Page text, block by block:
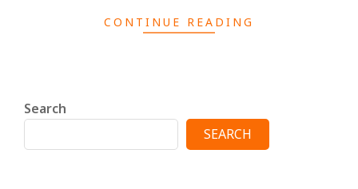
CONTINUE READING
Search
SEARCH